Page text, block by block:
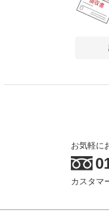
お気軽に
カスタマ